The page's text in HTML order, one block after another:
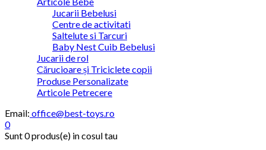
Jucarii Bebelusi
Centre de activitati
Saltelute si Tarcuri
Baby Nest Cuib Bebelusi
Jucarii de rol
Cărucioare și Triciclete copii
Produse Personalizate
Articole Petrecere
Email: office@best-toys.ro
0
Sunt0 produs(e) in cosul tau